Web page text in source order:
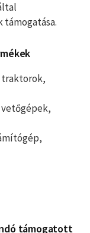
támogatása.
traktorok,
vetőgépek,
támogatott